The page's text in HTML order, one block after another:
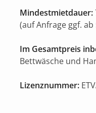
Mindestmietdauer:
(auf Anfrage ggf.
Im Gesamtpreis
Bettwäsche und
Lizenznummer: